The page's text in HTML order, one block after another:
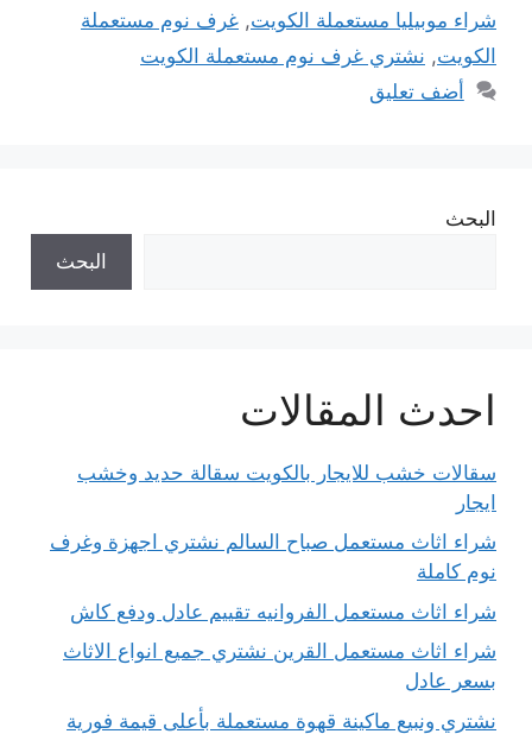
شراء موبيليا مستعملة الكويت, غرف نوم مستعملة
الكويت, نشتري غرف نوم مستعملة الكويت
أضف تعليق
البحث
البحث
احدث المقالات
سقالات خشب للايجار بالكويت سقالة حديد وخشب
ايجار
شراء اثاث مستعمل صباح السالم نشتري اجهزة وغرف
نوم كاملة
شراء اثاث مستعمل الفروانيه تقييم عادل ودفع كاش
شراء اثاث مستعمل القرين نشتري جميع انواع الاثاث
بسعر عادل
نشتري ونبيع ماكينة قهوة مستعملة بأعلى قيمة فورية